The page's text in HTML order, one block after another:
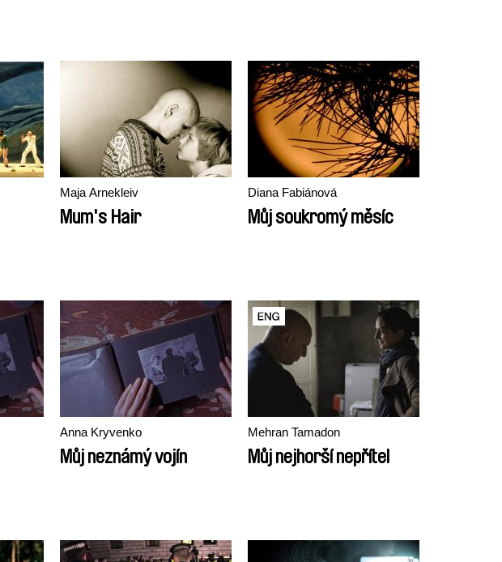
Maja Arnekleiv
Mum's Hair
Diana Fabiánová
Můj soukromý měsíc
Anna Kryvenko
Můj neznámý vojín
Mehran Tamadon
Můj nejhorší nepřítel